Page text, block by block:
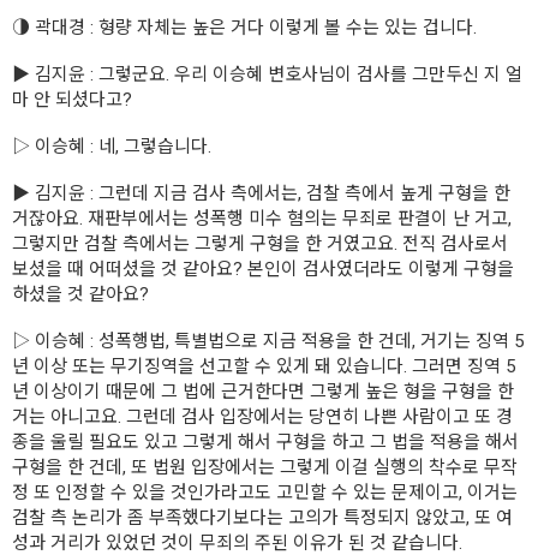
◑ 곽대경 : 형량 자체는 높은 거다 이렇게 볼 수는 있는 겁니다.
▶ 김지윤 : 그렇군요. 우리 이승혜 변호사님이 검사를 그만두신 지 얼
마 안 되셨다고?
▷ 이승혜 : 네, 그렇습니다.
▶ 김지윤 : 그런데 지금 검사 측에서는, 검찰 측에서 높게 구형을 한
거잖아요. 재판부에서는 성폭행 미수 혐의는 무죄로 판결이 난 거고,
그렇지만 검찰 측에서는 그렇게 구형을 한 거였고요. 전직 검사로서
보셨을 때 어떠셨을 것 같아요? 본인이 검사였더라도 이렇게 구형을
하셨을 것 같아요?
▷ 이승혜 : 성폭행법, 특별법으로 지금 적용을 한 건데, 거기는 징역 5
년 이상 또는 무기징역을 선고할 수 있게 돼 있습니다. 그러면 징역 5
년 이상이기 때문에 그 법에 근거한다면 그렇게 높은 형을 구형을 한
거는 아니고요. 그런데 검사 입장에서는 당연히 나쁜 사람이고 또 경
종을 울릴 필요도 있고 그렇게 해서 구형을 하고 그 법을 적용을 해서
구형을 한 건데, 또 법원 입장에서는 그렇게 이걸 실행의 착수로 무작
정 또 인정할 수 있을 것인가라고도 고민할 수 있는 문제이고, 이거는
검찰 측 논리가 좀 부족했다기보다는 고의가 특정되지 않았고, 또 여
성과 거리가 있었던 것이 무죄의 주된 이유가 된 것 같습니다.